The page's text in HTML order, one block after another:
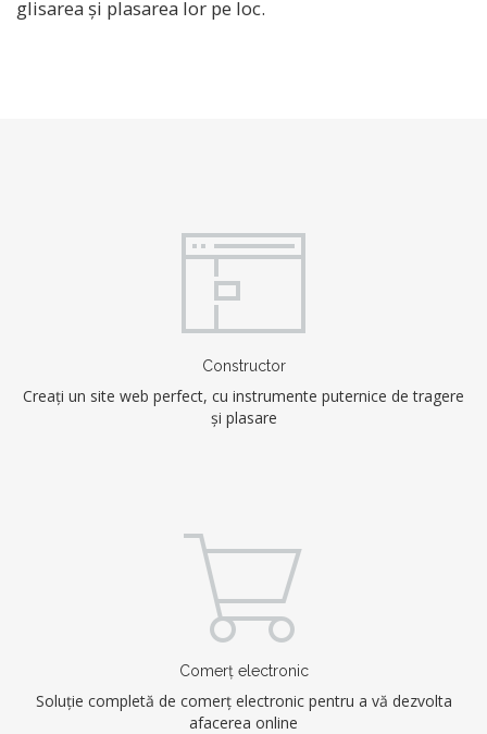
glisarea și plasarea lor pe loc.
Constructor
Creați un site web perfect, cu instrumente puternice de tragere
și plasare
Comerț electronic
Soluție completă de comerț electronic pentru a vă dezvolta
afacerea online